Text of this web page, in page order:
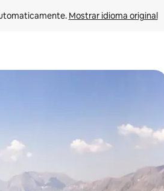
Mostrar idioma original